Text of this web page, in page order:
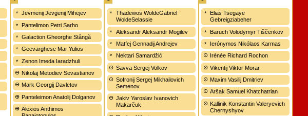
Jevmenij Jevgenij Mihejev
Pantelimon Petri Sarho
Galaction Gheorghe Stângă
Geevarghese Mar Yulios
Zenon Imeda Iaradzhuli
Nikolaj Metodiev Sevastianov
Mark Georgij Davletov
Panteleimon Anatolij Dolganov
Alexios Anthimos
Thadewos WoldeGabriel
WoldeSelassie
Aleksandr Aleksandr Mogilëv
Matfej Gennadij Andrejev
Nektari Samardžić
Savva Sergej Volkov
Sofronij Sergej Mikhailovich
Semenov
Jakiv Yaroslav Ivanovich
Makarčuk
Elias Tsegaye
Gebreigziabeher
Baruch Volodymyr Tiščenkov
Ierónymos Nikólaos Karmas
Irénée Richard Rochon
Vikentij Viktor Morar
Maxim Vasilij Dmitriev
Aršak Samuel Khatchatrian
Kallinik Konstantin Valeryevich
Chernyshyov